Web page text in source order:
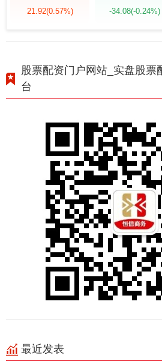
21.92(0.57%) -34.08(-0.24%)
股票配资门户网站_实盘股票
台
最近发表